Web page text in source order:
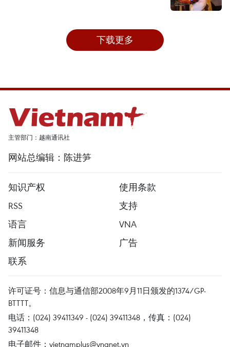
下载更多
主管部门：越南通讯社
网站总编辑：陈进笋
知识产权
使用条款
RSS
支持
语言
VNA
新闻服务
广告
联系
许可证号：信息与通信部2008年9月11日颁发的1374/GP-
BTTTT。
电话：(024) 39411349 - (024) 39411348，传真：(024)
39411348
电子邮件： vietnamplus@vnanet.vn